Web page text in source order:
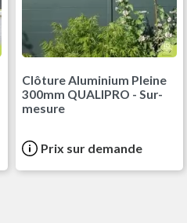
Clôture Aluminium Pleine
300mm QUALIPRO - Sur-
mesure
Prix sur demande